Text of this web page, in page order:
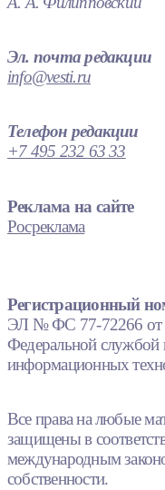
Эл. почта редакции
info@vesti.ru
Телефон редакции
+7 495 232 63 33
Реклама на сайте
Росреклама
Регистрационный
ЭЛ № ФС 77-72266 от
Федеральной службой
информационных
Все права на любые
защищены в
международным
собственности.